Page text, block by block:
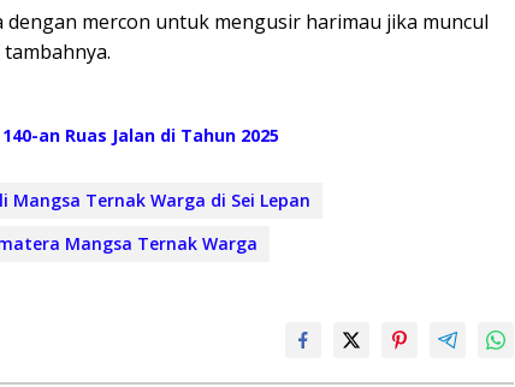
dengan mercon untuk mengusir harimau jika muncul
an Ruas Jalan di Tahun 2025
Mangsa Ternak Warga di Sei Lepan
Mangsa Ternak Warga